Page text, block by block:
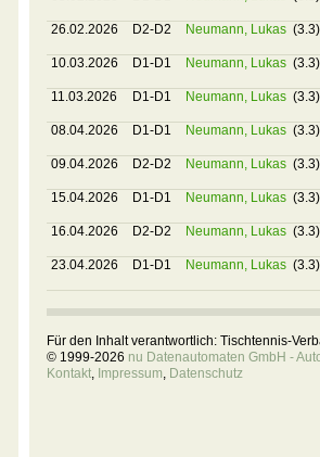
26.02.2026 D2-D2 Neumann, Lukas (3.3)
10.03.2026 D1-D1 Neumann, Lukas (3.3)
11.03.2026 D1-D1 Neumann, Lukas (3.3)
08.04.2026 D1-D1 Neumann, Lukas (3.3)
09.04.2026 D2-D2 Neumann, Lukas (3.3)
15.04.2026 D1-D1 Neumann, Lukas (3.3)
16.04.2026 D2-D2 Neumann, Lukas (3.3)
23.04.2026 D1-D1 Neumann, Lukas (3.3)
Für den Inhalt verantwortlich: Tischtennis-
© 1999-2026 nu Datenautomaten GmbH -
Kontakt, Impressum, Datenschutz